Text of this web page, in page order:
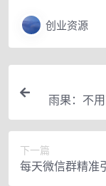
创业资源
雨果：不
下一篇
每天微信群精准